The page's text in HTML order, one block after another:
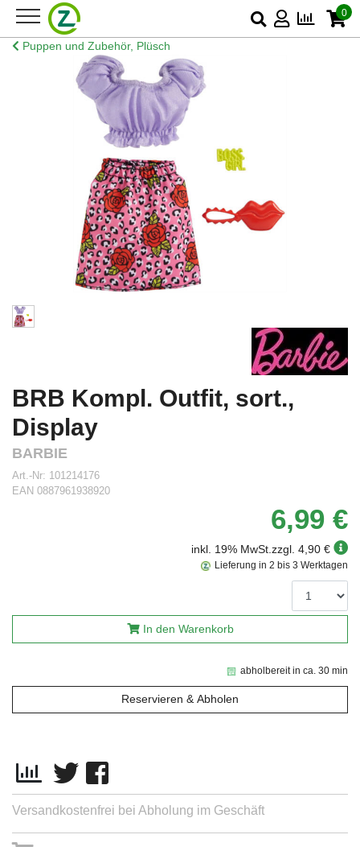
0
Puppen und Zubehör, Plüsch
BRB Kompl. Outfit, sort.,
Display
BARBIE
Art.-Nr: 101214176
EAN 0887961938920
6,99 €
inkl. 19% MwSt.zzgl. 4,90 €
abholbereit in ca. 30 min
Reservieren & Abholen
Lieferung in 2 bis 3 Werktagen
In den Warenkorb
Versandkostenfrei bei Abholung im Geschäft